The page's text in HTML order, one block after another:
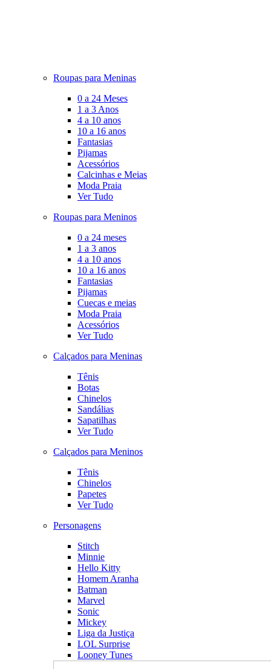
Roupas para Meninas
0 a 24 Meses
1 a 3 Anos
4 a 10 anos
10 a 16 anos
Fantasias
Pijamas
Acessórios
Calcinhas e Meias
Moda Praia
Ver Tudo
Roupas para Meninos
0 a 24 meses
1 a 3 anos
4 a 10 anos
10 a 16 anos
Fantasias
Pijamas
Cuecas e meias
Moda Praia
Acessórios
Ver Tudo
Calçados para Meninas
Tênis
Botas
Chinelos
Sandálias
Sapatilhas
Ver Tudo
Calçados para Meninos
Tênis
Chinelos
Papetes
Ver Tudo
Personagens
Stitch
Minnie
Hello Kitty
Homem Aranha
Batman
Marvel
Sonic
Mickey
Liga da Justiça
LOL Surprise
Looney Tunes